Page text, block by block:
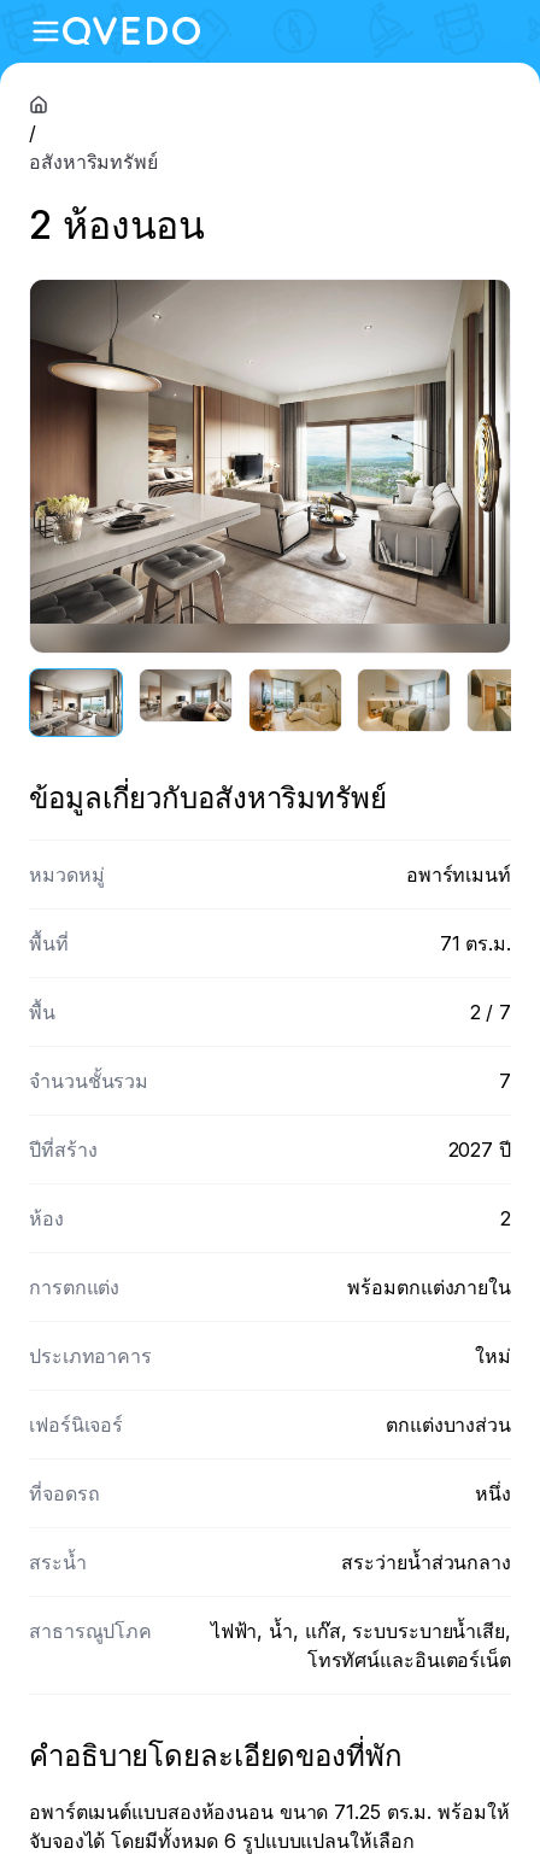
/
อสังหาริมทรัพย์
2 ห้องนอน
ข้อมูลเกี่ยวกับอสังหาริมทรัพย์
หมวดหมู่ อพาร์ทเมนท์
พื้นที่ 71 ตร.ม.
พื้น 2 / 7
จำนวนชั้นรวม 7
ปีที่สร้าง 2027 ปี
ห้อง 2
การตกแต่ง พร้อมตกแต่งภายใน
ประเภทอาคาร ใหม่
เฟอร์นิเจอร์ ตกแต่งบางส่วน
ที่จอดรถ หนึ่ง
สระน้ำ สระว่ายน้ำส่วนกลาง
สาธารณูปโภค
ไฟฟ้า, น้ำ, แก๊ส, ระบบระบายน้ำเสีย,
โทรทัศน์และอินเตอร์เน็ต
คําอธิบายโดยละเอียดของที่พัก
อพาร์ตเมนต์แบบสองห้องนอน ขนาด 71.25 ตร.ม. พร้อมให้
จับจองได้ โดยมีทั้งหมด 6 รูปแบบแปลนให้เลือก